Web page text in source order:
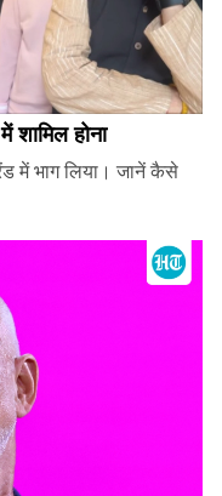
होना
में भाग लिया। जानें कैसे